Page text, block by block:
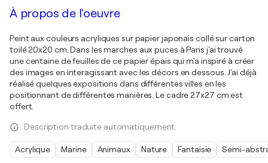
À propos de l'oeuvre
Peint aux couleurs acryliques sur papier japonais collé sur carton
toilé 20x20 cm. Dans les marches aux puces à Paris j'ai trouvé
une centaine de feuilles de ce papier épais qui m'a inspiré à créer
des images en interagissant avec les décors en dessous. J'ai déjà
réalisé quelques expositions dans différentes villes en les
positionnant de différentes manières. Le cadre 27x27 cm est
offert.
Description traduite automatiquement.
Acrylique Marine Animaux Nature Fantaisie Semi-